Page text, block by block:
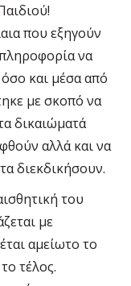
που εξηγούν
να
και μέσα από
με σκοπό να
δικαιώματά
αλλά και να
διεκδικήσουν.
του
με
αμείωτο το
τέλος.